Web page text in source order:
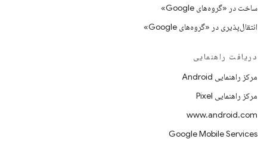
ساخت در «گروه‌های Google»
انتقال‌پذیری در «گروه‌های Google»
دریافت راهنمایی
مرکز راهنمایی Android
مرکز راهنمایی Pixel
www.android.com
Google Mobile Services